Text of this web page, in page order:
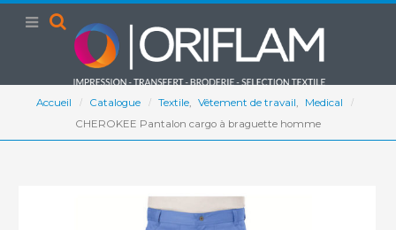
Accueil Catalogue Textile, Vêtement de travail,
Medical
CHEROKEE Pantalon cargo à braguette homme